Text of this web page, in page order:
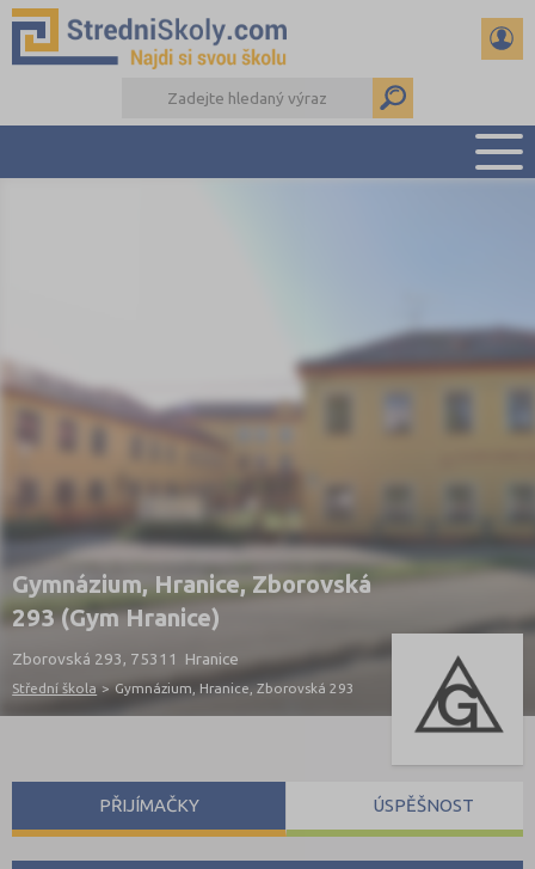
REFERÁTY A SEMINÁRKY
DALŠÍ DRUHY ŠKOL
Gymnázium, Hranice, Zborovská
293 (Gym Hranice)
Zborovská 293, 75311 Hranice
Střední škola > Gymnázium, Hranice, Zborovská 293
PŘIJÍMAČKY ÚSPĚŠNOST